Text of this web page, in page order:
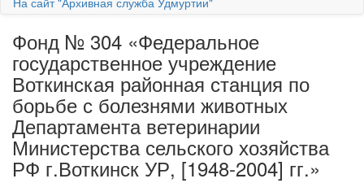
Фонд № 304 «Федеральное
государственное учреждение
Воткинская районная станция по
борьбе с болезнями животных
Департамента ветеринарии
Министерства сельского хозяйства
РФ г.Воткинск УР, [1948-2004] гг.»